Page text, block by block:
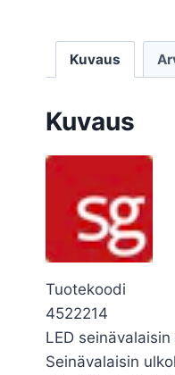
Kuvaus
Kuvaus
Tuotekoodi
4522214
LED
Seinävalaisin